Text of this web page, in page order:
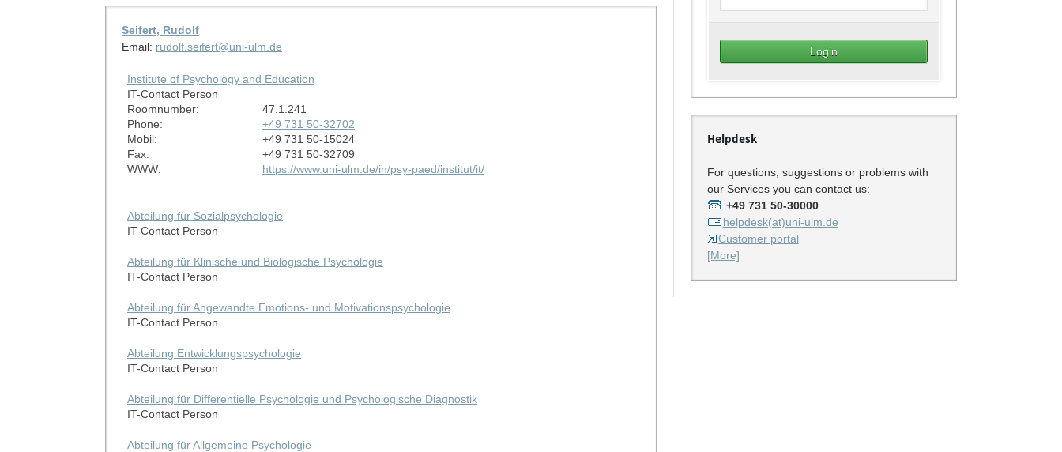
Seifert, Rudolf
Email: rudolf.seifert@uni-ulm.de
Institute of Psychology and Education
IT-Contact Person
Roomnumber:
47.1.241
Phone:
+49 731 50-32702
Mobil:
+49 731 50-15024
Fax:
+49 731 50-32709
WWW:
https://www.uni-ulm.de/in/psy-paed/institut/it/
Abteilung für Sozialpsychologie
IT-Contact Person
Abteilung für Klinische und Biologische Psychologie
IT-Contact Person
Abteilung für Angewandte Emotions- und Motivationspsychologie
IT-Contact Person
Abteilung Entwicklungspsychologie
IT-Contact Person
Abteilung für Differentielle Psychologie und Psychologische Diagnostik
IT-Contact Person
Abteilung für Allgemeine Psychologie
Helpdesk
For questions, suggestions or problems with
our Services you can contact us:
+49 731 50-30000
helpdesk(at)uni-ulm.de
Customer portal
[More]